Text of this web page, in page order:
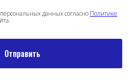
данных согласно Политике
Отправить